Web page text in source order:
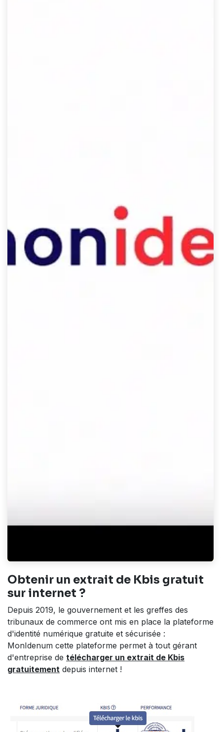
Obtenir un extrait de Kbis gratuit
sur internet ?
Depuis 2019, le gouvernement et les greffes des
tribunaux de commerce ont mis en place la plateforme
d'identité numérique gratuite et sécurisée :
MonIdenum cette plateforme permet à tout gérant
d'entreprise de télécharger un extrait de Kbis
gratuitement depuis internet !